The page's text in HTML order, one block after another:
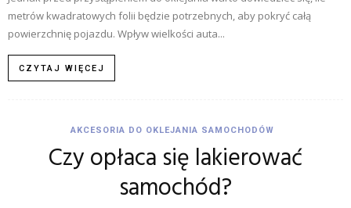
metrów kwadratowych folii będzie potrzebnych, aby pokryć całą
powierzchnię pojazdu. Wpływ wielkości auta...
CZYTAJ WIĘCEJ
AKCESORIA DO OKLEJANIA SAMOCHODÓW
Czy opłaca się lakierować
samochód?